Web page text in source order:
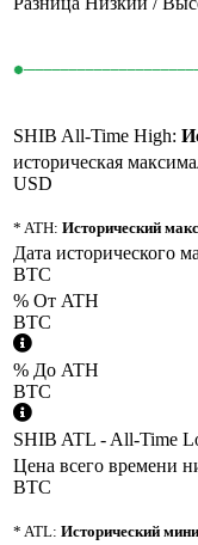
SHIB All-Time High:
историческая
USD
* ATH: Исторический
Дата исторического
BTC
% От ATH
BTC
% До ATH
BTC
SHIB ATL - All-Time
Цена всего времени
BTC
* ATL: Исторический